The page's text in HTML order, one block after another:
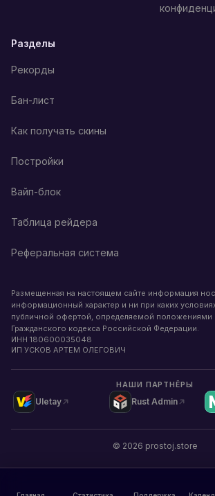
Разделы
Рекорды
Бан-лист
Как получать скины
Постройки
Вайп-блок
Таблица рейдера
Реферальная система
Размещенная на настоящем сайте информация
информационный характер и ни при каких
публичной офертой, определяемой положениями
Гражданского кодекса Российской Федерации.
ИНН 180600035048
ИП УСКОВ АРТЕМ ОЛЕГОВИЧ
НАШИ ПАРТНЁРЫ
Uletay Rust Admin
© 2026 prostoj.store